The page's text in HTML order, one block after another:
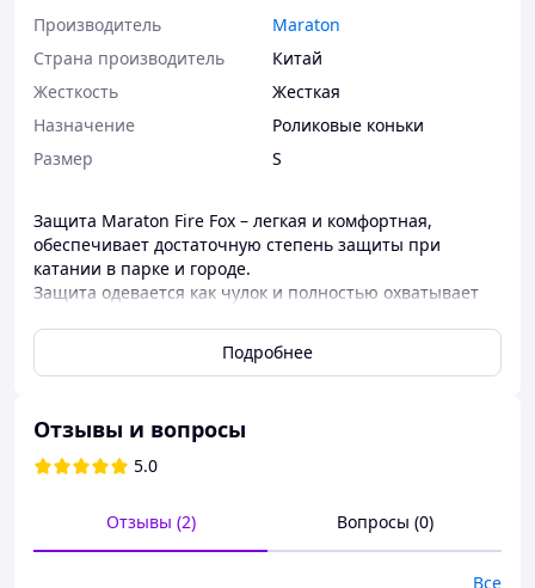
Производитель
Maraton
Страна производитель
Китай
Жесткость
Жесткая
Назначение
Роликовые коньки
Размер
S
Защита Maraton Fire Fox – легкая и комфортная,
обеспечивает достаточную степень защиты при
катании в парке и городе.
Защита одевается как чулок и полностью охватывает
Колена, локти фиксируются чулками с лайкры и
эластичными ремнями на липучках с широкой
сковывает движения и не позволяет защите сползать.
Материал, из которого изготовлен чулок является
воздух и не парит.
Защита Maraton Fire Fox обеспечивает уверенность и
максимальную безопасность при катании не только на
Подробнее
Отзывы и вопросы
5.0
Отзывы (2) Вопросы (0)
Все